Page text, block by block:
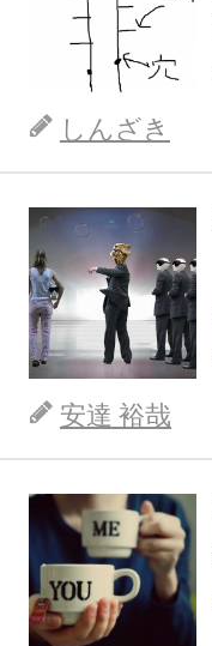
しんざき
安達 裕哉